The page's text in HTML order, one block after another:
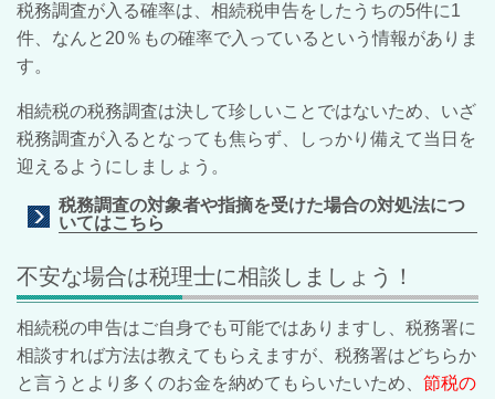
税務調査が入る確率は、相続税申告をしたうちの5件に1
件、なんと20％もの確率で入っているという情報がありま
す。
相続税の税務調査は決して珍しいことではないため、いざ
税務調査が入るとなっても焦らず、しっかり備えて当日を
迎えるようにしましょう。
税務調査の対象者や指摘を受けた場合の対処法につ
いてはこちら
不安な場合は税理士に相談しましょう！
相続税の申告はご自身でも可能ではありますし、税務署に
相談すれば方法は教えてもらえますが、税務署はどちらか
と言うとより多くのお金を納めてもらいたいため、 節税の